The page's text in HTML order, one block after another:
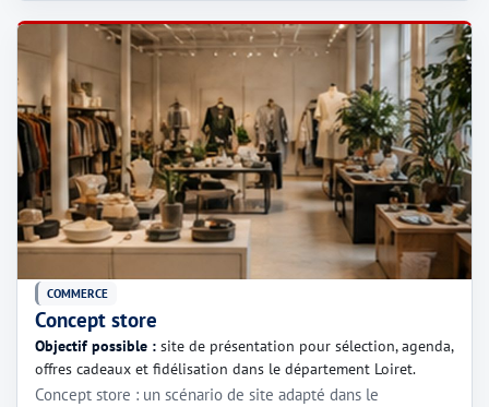
COMMERCE
Concept store
Objectif possible : site de présentation pour sélection, agenda,
offres cadeaux et fidélisation dans le département Loiret.
Concept store : un scénario de site adapté dans le